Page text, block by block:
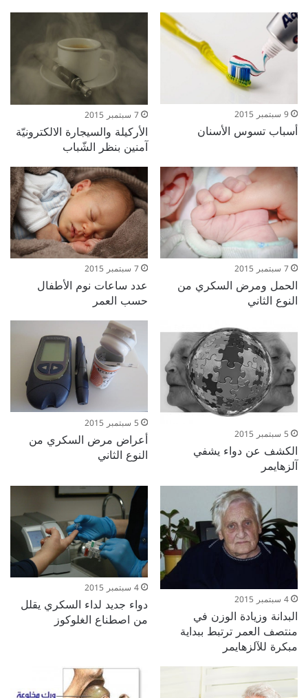
9 سبتمبر 2015
أسباب تسوس الأسنان
7 سبتمبر 2015
الأركيلة والسيجارة الالكترونيّة
آمنين بنظر الشّباب
7 سبتمبر 2015
الحمل ومرض السكري من
النوع الثاني
7 سبتمبر 2015
عدد ساعات نوم الأطفال
حسب العمر
5 سبتمبر 2015
الكشف عن دواء يشفي
آلزهايمر
5 سبتمبر 2015
أعراض مرض السكري من
النوع الثاني
4 سبتمبر 2015
البدانة وزيادة الوزن في
منتصف العمر ترتبط ببداية
مبكرة للآلزهايمر
4 سبتمبر 2015
دواء جديد لداء السكري يقلل
من اصطناع الغلوكوز